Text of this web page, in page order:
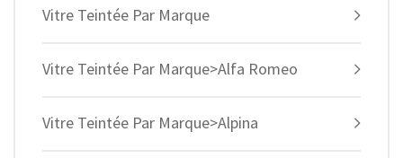
Vitre Teintée Par Marque
Vitre Teintée Par Marque>Alfa Romeo
Vitre Teintée Par Marque>Alpina